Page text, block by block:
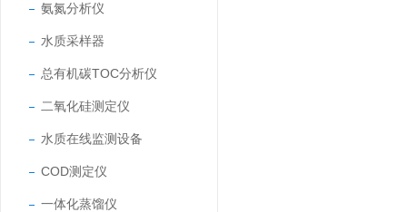
氨氮分析仪
水质采样器
总有机碳TOC分析仪
二氧化硅测定仪
水质在线监测设备
COD测定仪
一体化蒸馏仪